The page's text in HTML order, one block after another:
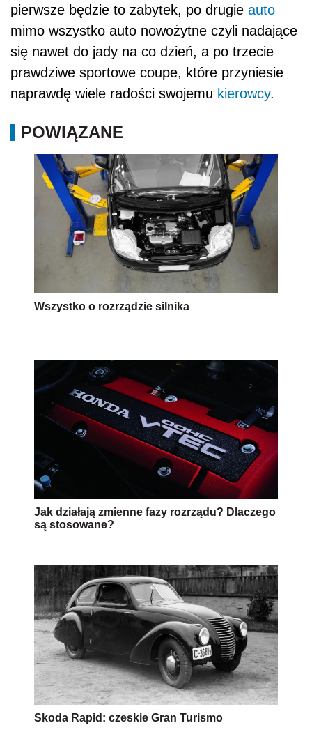
pierwsze będzie to zabytek, po drugie auto
mimo wszystko auto nowożytne czyli nadające
się nawet do jady na co dzień, a po trzecie
prawdziwe sportowe coupe, które przyniesie
naprawdę wiele radości swojemu kierowcy.
POWIĄZANE
Wszystko o rozrządzie silnika
Jak działają zmienne fazy rozrządu? Dlaczego
są stosowane?
Skoda Rapid: czeskie Gran Turismo